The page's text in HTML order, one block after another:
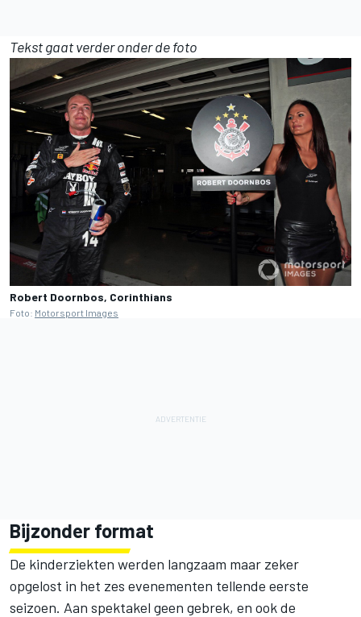
Tekst gaat verder onder de foto
Robert Doornbos, Corinthians
Foto: Motorsport Images
Bijzonder format
De kinderziekten werden langzaam maar zeker
opgelost in het zes evenementen tellende eerste
seizoen. Aan spektakel geen gebrek, en ook de